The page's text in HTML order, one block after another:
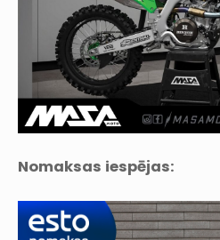
Nomaksas iespējas: